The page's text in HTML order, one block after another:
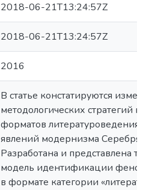
2018-06-21T13:24:57Z
2018-06-21T13:24:57Z
2016
В статье констатируются
методологических стратегий
форматов литературоведения
явлений модернизма
Разработана и представлена
модель идентификации
в формате категории